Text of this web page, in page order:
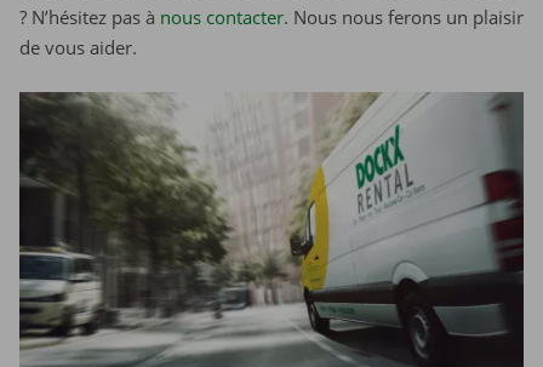
? N’hésitez pas à nous contacter. Nous nous ferons un plaisir
de vous aider.